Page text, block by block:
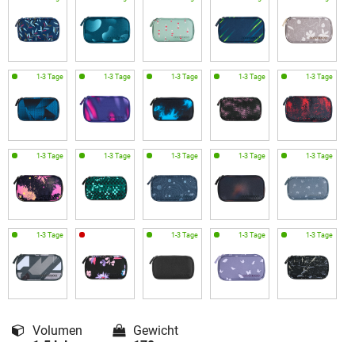
Volumen
Gewicht